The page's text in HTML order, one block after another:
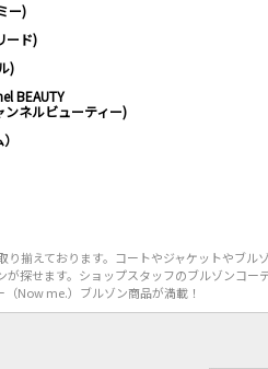
ー)
ード)
)
BEAUTY
ネルビューティー)
えております。コートやジャケットやブル
探せます。ショップスタッフのブルゾンコー
Now me.）ブルゾン商品が満載！